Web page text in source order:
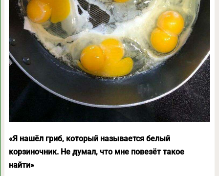
«Я нашёл гриб, который называется белый
корзиночник. Не думал, что мне повезёт такое
найти»